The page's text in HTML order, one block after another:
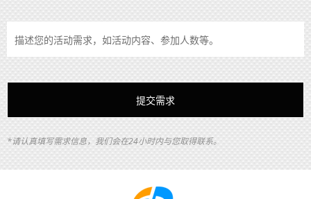
*请认真填写需求信息，我们会在24小时内与您取得联系。